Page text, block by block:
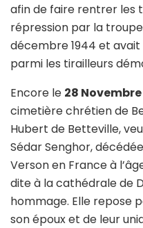
afin de faire rentrer les
répression par la
décembre 1944 et avait
parmi les tirailleurs
Encore le 28 Novembre
cimetière chrétien de
Hubert de Betteville,
Sédar Senghor,
Verson en France à
dite à la cathédrale de
hommage. Elle repose
son époux et de leur